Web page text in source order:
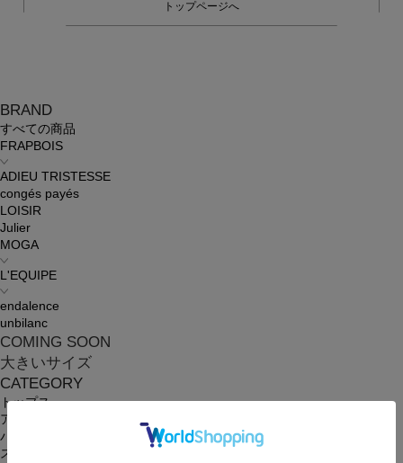
BRAND
すべての商品
FRAPBOIS
ADIEU TRISTESSE
congés payés
LOISIR
Julier
MOGA
L'EQUIPE
endalence
unbilanc
COMING SOON
大きいサイズ
CATEGORY
トップス
アウター
パンツ
スカート
トップページへ